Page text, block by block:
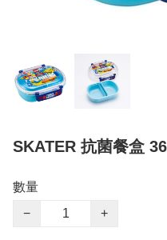
SKATER 抗菌餐盒
數量
−
+